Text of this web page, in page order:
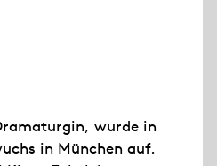
wurde in
in München auf.